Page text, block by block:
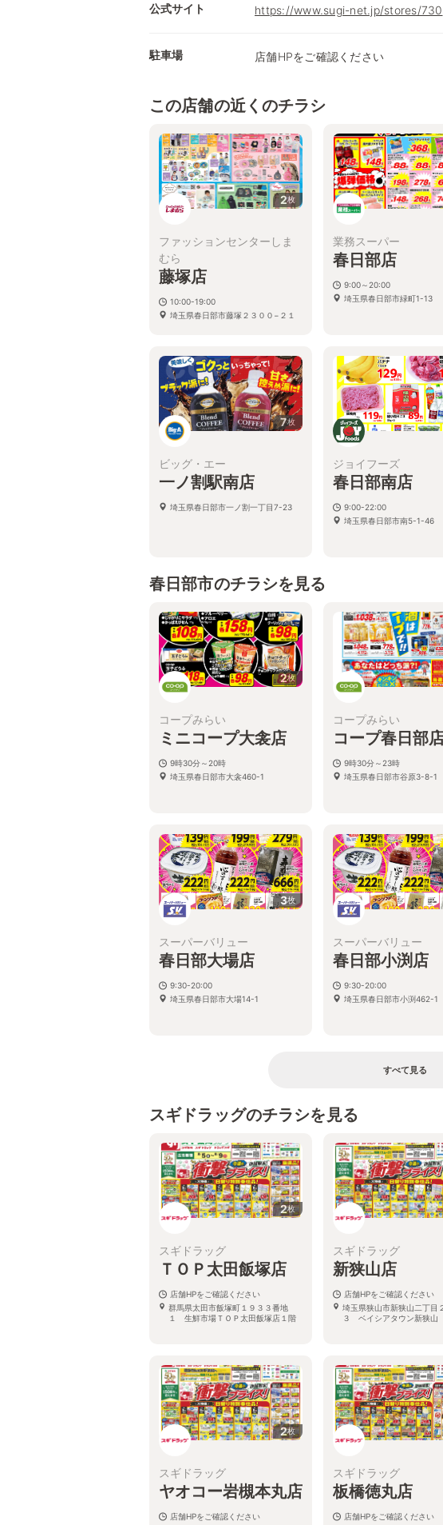
公式サイト https://www.sugi-net.jp/stores/730
駐車場 店舗HPをご確認ください
この店舗の近くのチラシ
2枚
ファッションセンターしま
むら
藤塚店
10:00-19:00
埼玉県春日部市藤塚２３００−２１
業務スーパー
春日部店
9:00～20:00
埼玉県春日部市緑町1-13
7枚
ビッグ・エー
一ノ割駅南店
埼玉県春日部市一ノ割一丁目7-23
ジョイフーズ
春日部南店
9:00-22:00
埼玉県春日部市南5-1-46
春日部市のチラシを見る
2枚
コープみらい
ミニコープ大衾店
9時30分～20時
埼玉県春日部市大衾460-1
コープみらい
コープ春日部
9時30分～23時
埼玉県春日部市谷原3-8-1
3枚
スーパーバリュー
春日部大場店
9:30-20:00
埼玉県春日部市大場14-1
スーパーバリュー
春日部小渕店
9:30-20:00
埼玉県春日部市小渕462-1
すべて見る
スギドラッグのチラシを見る
2枚
スギドラッグ
ＴＯＰ太田飯塚店
店舗HPをご確認ください
群馬県太田市飯塚町１９３３番地
１ 生鮮市場ＴＯＰ太田飯塚店１階
スギドラッグ
新狭山店
店舗HPをご確認ください
埼玉県狭山市新狭山二丁目
３ ベイシアタウン新狭
2枚
スギドラッグ
ヤオコー岩槻本丸店
店舗HPをご確認ください
スギドラッグ
板橋徳丸店
店舗HPをご確認ください